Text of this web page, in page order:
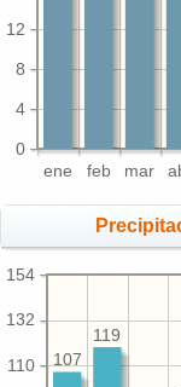
ene feb mar
0
4
8
12
110
132
154
119
107